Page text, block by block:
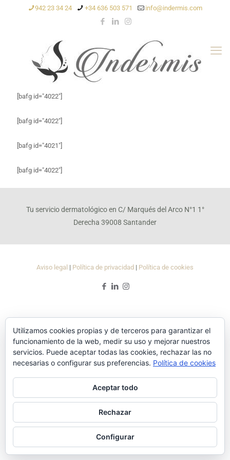
942 23 34 24 +34 636 503 571 info@indermis.com
[bafg id="4022"]
[bafg id="4022"]
[bafg id="4021"]
[bafg id="4022"]
Tu servicio dermatológico en C/ Marqués del Arco N°1 1°
Derecha 39008 Santander
Aviso legal | Política de privacidad | Política de cookies
Utilizamos cookies propias y de terceros para garantizar el
funcionamiento de la web, medir su uso y mejorar nuestros
servicios. Puede aceptar todas las cookies, rechazar las no
necesarias o configurar sus preferencias. Política de cookies
Aceptar todo
Rechazar
Configurar